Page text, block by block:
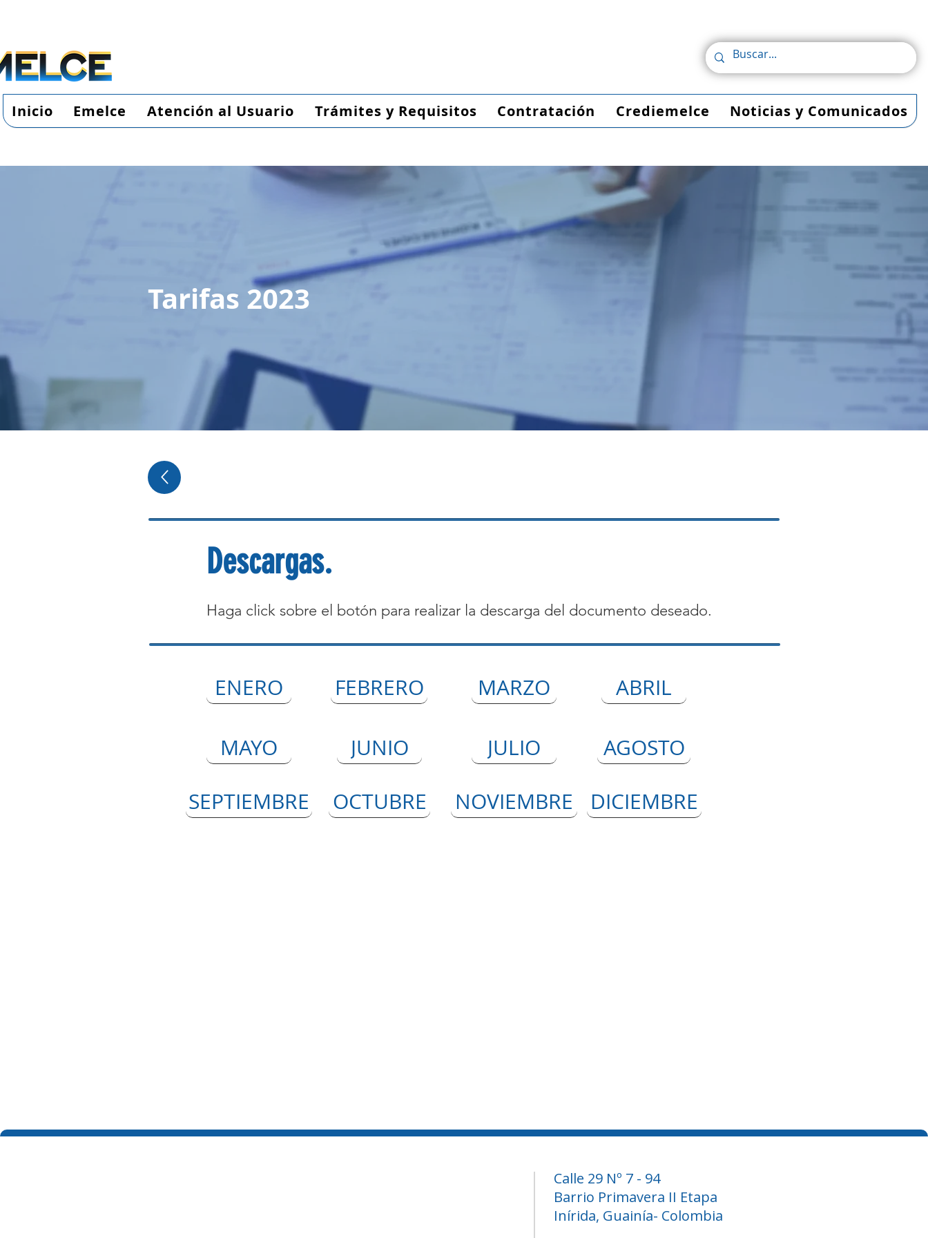
Inicio Emelce Atención al Usuario Trámites y Requisitos Contratación Crediemelce Noticias y Comunicados
Tarifas 2023
Descargas.
Haga click sobre el botón para realizar la descarga del documento deseado.
ENERO
MAYO
SEPTIEMBRE
FEBRERO
JUNIO
OCTUBRE
MARZO
JULIO
NOVIEMBRE
ABRIL
AGOSTO
DICIEMBRE
Calle 29 Nº 7 - 94
Barrio Primavera II Etapa
Inírida, Guainía- Colombia